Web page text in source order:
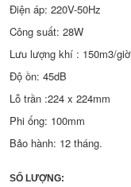
Điện áp: 220V-50Hz
Công suất: 28W
Lưu lượng khí : 150m3/giờ
Độ ồn: 45dB
Lỗ trần :224 x 224mm
Phi ống: 100mm
Bảo hành: 12 tháng.
SỐ LƯỢNG: